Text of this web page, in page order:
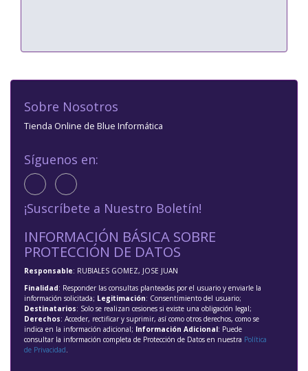
Sobre Nosotros
Tienda Online de Blue Informática
Síguenos en:
¡Suscríbete a Nuestro Boletín!
INFORMACIÓN BÁSICA SOBRE
PROTECCIÓN DE DATOS
Responsable: RUBIALES GOMEZ, JOSE JUAN
Finalidad: Responder las consultas planteadas por el usuario y enviarle la
información solicitada; Legitimación: Consentimiento del usuario;
Destinatarios: Solo se realizan cesiones si existe una obligación legal;
Derechos: Acceder, rectificar y suprimir, así como otros derechos, como se
indica en la información adicional; Información Adicional: Puede
consultar la información completa de Protección de Datos en nuestra Política
de Privacidad